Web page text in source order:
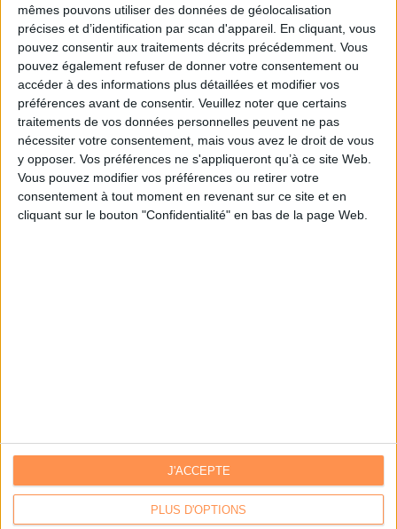
mêmes pouvons utiliser des données de géolocalisation
précises et d’identification par scan d'appareil. En cliquant, vous
pouvez consentir aux traitements décrits précédemment. Vous
pouvez également refuser de donner votre consentement ou
accéder à des informations plus détaillées et modifier vos
préférences avant de consentir. Veuillez noter que certains
traitements de vos données personnelles peuvent ne pas
nécessiter votre consentement, mais vous avez le droit de vous
y opposer. Vos préférences ne s'appliqueront qu’à ce site Web.
Vous pouvez modifier vos préférences ou retirer votre
consentement à tout moment en revenant sur ce site et en
cliquant sur le bouton "Confidentialité" en bas de la page Web.
PLUS D'OPTIONS
J'ACCEPTE
Je m'inscris pour commenter les articles
ou déposer mon CV
Je m'inscris sur Archimag.com
Communiquer avec Archimag|Communiquer avec ACE